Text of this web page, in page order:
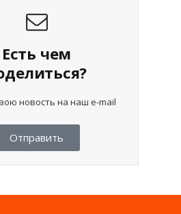
Есть чем
новость на наш e-mail
Отправить